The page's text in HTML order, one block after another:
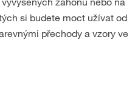
si budete moct užívat od
přechody a vzory ve